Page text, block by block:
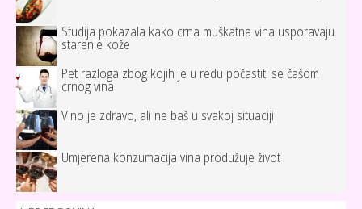
Studija pokazala kako crna muškatna vina usporavaju
starenje kože
Pet razloga zbog kojih je u redu počastiti se čašom
crnog vina
Vino je zdravo, ali ne baš u svakoj situaciji
Umjerena konzumacija vina produžuje život